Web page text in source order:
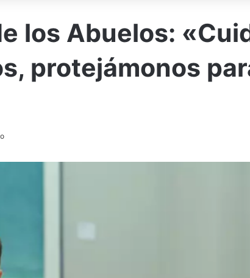
los Abuelos:
protejámonos